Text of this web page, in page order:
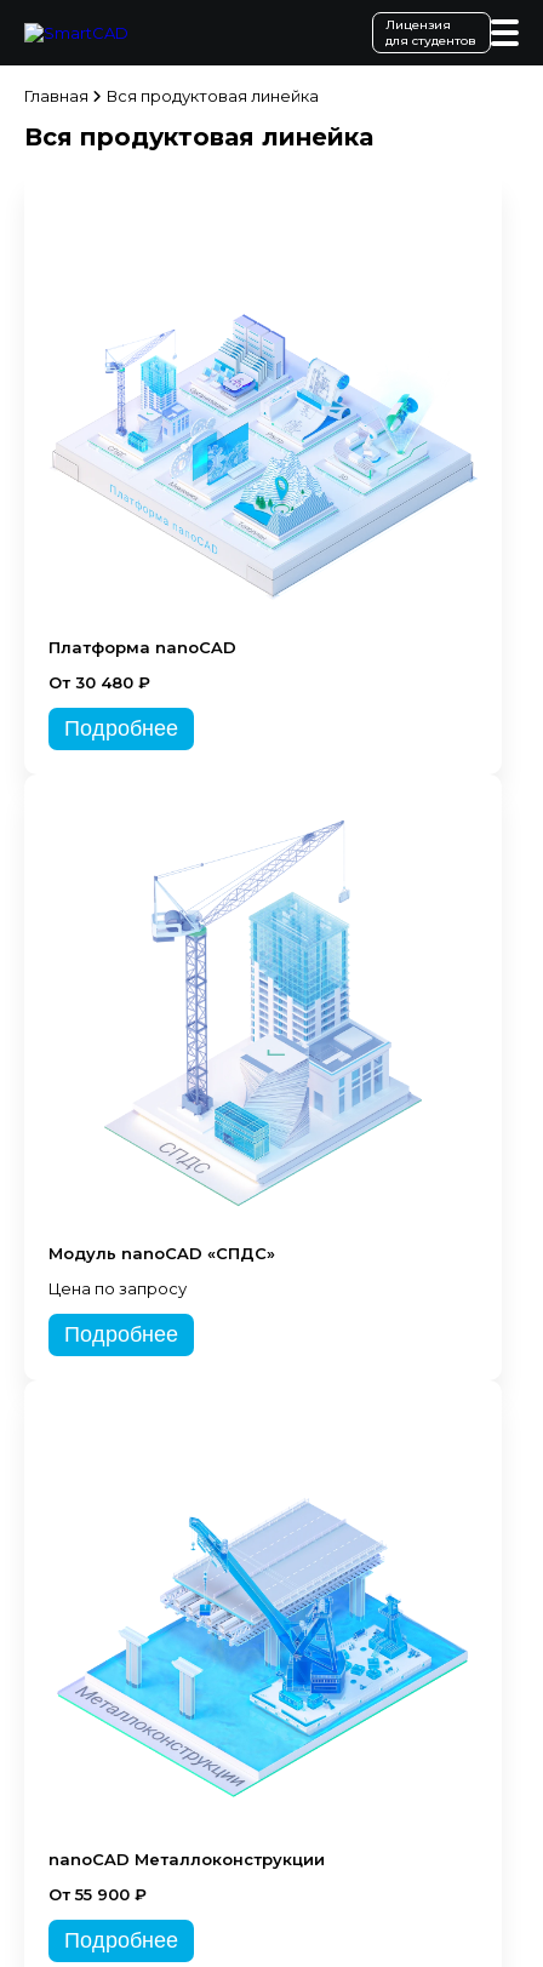
Лицензия
для студентов
Главная Вся продуктовая линейка
Вся продуктовая линейка
Платформа nanoCAD
От 30 480 ₽
Подробнее
Модуль nanoCAD «СПДС»
Цена по запросу
Подробнее
nanoCAD Металлоконструкции
От 55 900 ₽
Подробнее